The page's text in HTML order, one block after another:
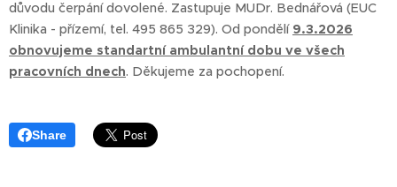
důvodu čerpání dovolené. Zastupuje MUDr. Bednářová (EUC
Klinika - přízemí, tel. 495 865 329). Od pondělí 9.3.2026
obnovujeme standartní ambulantní dobu ve všech
pracovních dnech. Děkujeme za pochopení.
Share